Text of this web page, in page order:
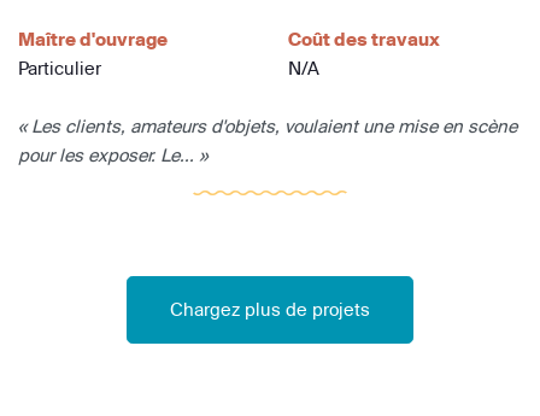
Maître d'ouvrage
Particulier
Coût des travaux
N/A
« Les clients, amateurs d'objets, voulaient une mise en scène
pour les exposer. Le... »
Chargez plus de projets